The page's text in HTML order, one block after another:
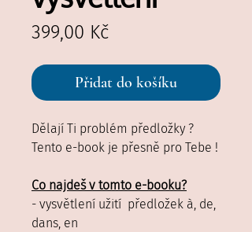
399,00 KčCena
Přidat do košíku
Dělají Ti problém předložky ?
Tento e-book je přesně pro Tebe !
Co najdeš v tomto e-booku?
- vysvětlení užití předložek à, de,
dans, en